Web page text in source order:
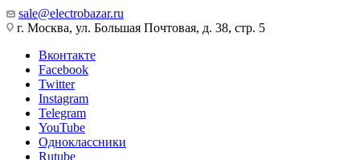
sale@electrobazar.ru
г. Москва, ул. Большая Почтовая, д. 38, стр. 5
Вконтакте
Facebook
Twitter
Instagram
Telegram
YouTube
Одноклассники
Rutube